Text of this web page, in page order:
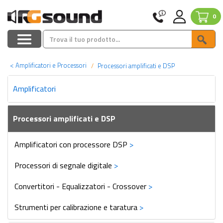
0
< Amplificatori e Processori Processori amplificati e DSP
Amplificatori
Processori amplificati e DSP
Amplificatori con processore DSP >
Processori di segnale digitale >
Convertitori - Equalizzatori - Crossover >
Strumenti per calibrazione e taratura >